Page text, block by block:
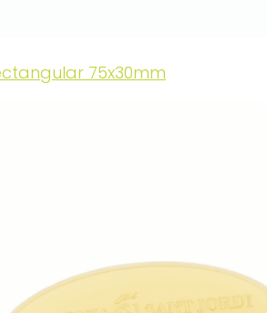
75x30mm